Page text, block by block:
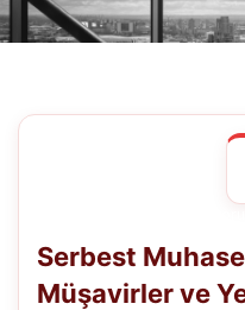
ve
Serbest
Müşavirler ve